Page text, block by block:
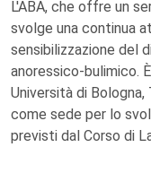
L'ABA, che offre un
svolge una continua
sensibilizzazione del
anoressico-bulimico.
Università di Bologna,
come sede per lo
previsti dal Corso di